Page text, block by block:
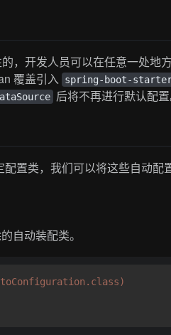
，开发人员可以在任意一处地方
覆盖引入 spring-boot-
后将不再进行默认配置
置类，我们可以将这些自动配
自动装配类。